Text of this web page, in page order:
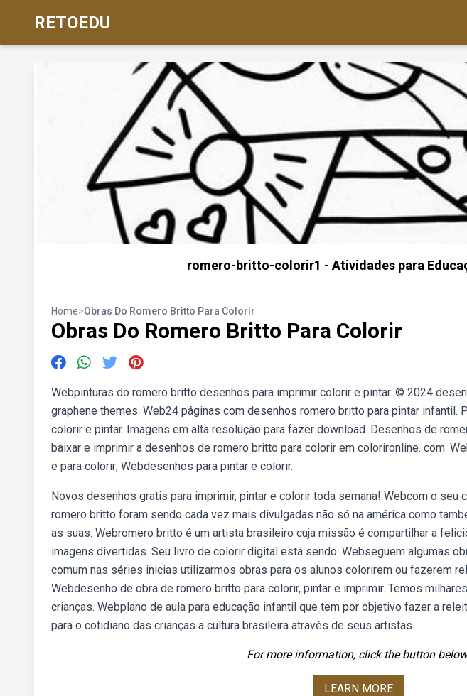
RETOEDU
romero-britto-colorir1 - Atividades para
Home>Obras Do Romero Britto Para Colorir
Obras Do Romero Britto Para Colorir
Webpinturas do romero britto desenhos para imprimir colorir e pintar. © 2024
graphene themes. Web24 páginas com desenhos romero britto para pintar infantil.
colorir e pintar. Imagens em alta resolução para fazer download. Desenhos de
baixar e imprimir a desenhos de romero britto para colorir em colorironline. com.
e para colorir; Webdesenhos para pintar e colorir.
Novos desenhos gratis para imprimir, pintar e colorir toda semana! Webcom o seu
romero britto foram sendo cada vez mais divulgadas não só na américa como
as suas. Webromero britto é um artista brasileiro cuja missão é compartilhar a
imagens divertidas. Seu livro de colorir digital está sendo. Webseguem algumas
comum nas séries inicias utilizarmos obras para os alunos colorirem ou fazerem
Webdesenho de obra de romero britto para colorir, pintar e imprimir. Temos
crianças. Webplano de aula para educação infantil que tem por objetivo fazer a
para o cotidiano das crianças a cultura brasileira através de seus artistas.
For more information, click the button
LEARN MORE